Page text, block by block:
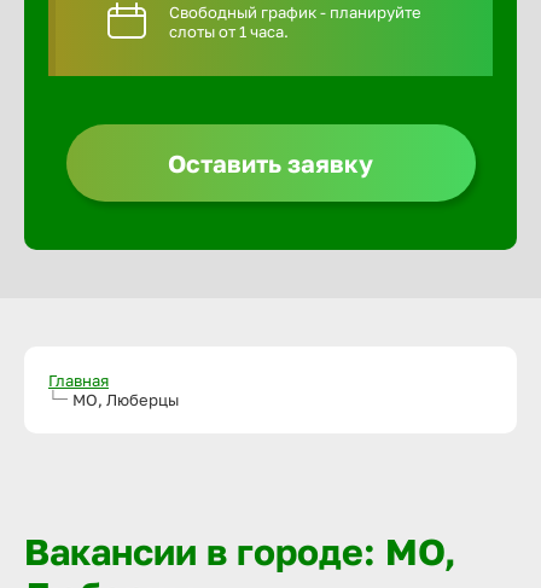
Свободный график - планируйте
слоты от 1 часа.
Оставить заявку
Главная
МО, Люберцы
Вакансии в городе: МО,